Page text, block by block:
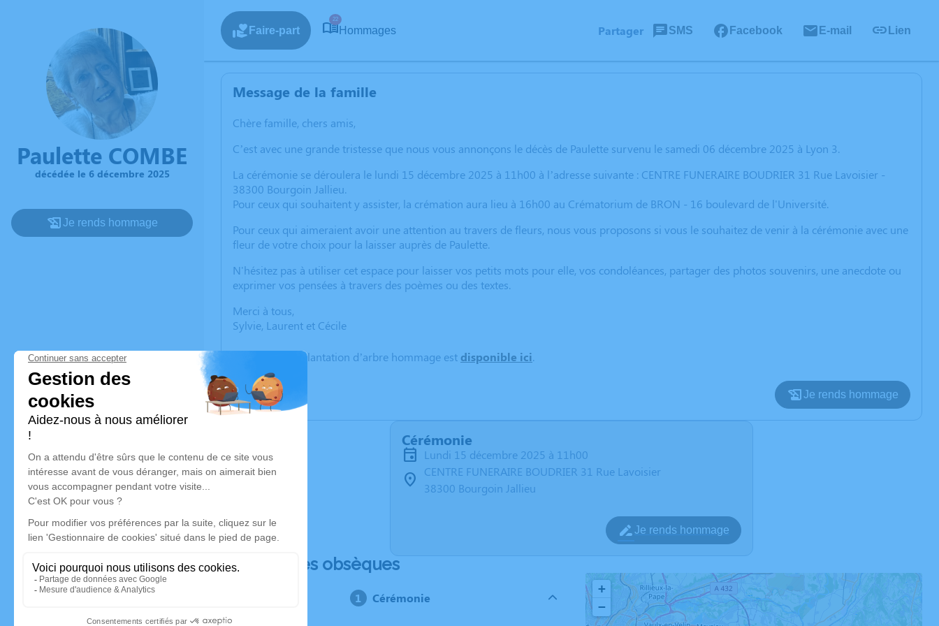
Paulette COMBE
décédée le 6 décembre 2025
Je rends hommage
Faire-part
22
Hommages Partager SMS Facebook E-mail Lien
Message de la famille
Chère famille, chers amis,
C’est avec une grande tristesse que nous vous annonçons le décès de Paulette survenu le samedi 06 décembre 2025 à Lyon 3.
La cérémonie se déroulera le lundi 15 décembre 2025 à 11h00 à l’adresse suivante : CENTRE FUNERAIRE BOUDRIER 31 Rue Lavoisier -
38300 Bourgoin Jallieu.
Pour ceux qui souhaitent y assister, la crémation aura lieu à 16h00 au Crématorium de BRON - 16 boulevard de l'Université.
Pour ceux qui aimeraient avoir une attention au travers de fleurs, nous vous proposons si vous le souhaitez de venir à la cérémonie avec une
fleur de votre choix pour la laisser auprès de Paulette.
N'hésitez pas à utiliser cet espace pour laisser vos petits mots pour elle, vos condoléances, partager des photos souvenirs, une anecdote ou
exprimer vos pensées à travers des poèmes ou des textes.
Merci à tous,
Sylvie, Laurent et Cécile
Un service de plantation d’arbre hommage est disponible ici.
Je rends hommage
Cérémonie
lundi 15 décembre 2025 à 11h00
CENTRE FUNERAIRE BOUDRIER 31 Rue Lavoisier
38300 Bourgoin Jallieu
Je rends hommage
Déroulé des obsèques
Cérémonie
+
−